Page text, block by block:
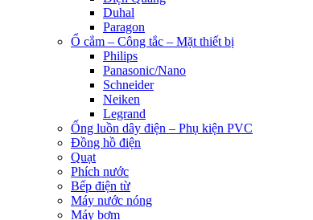
Duhal
Paragon
Ổ cắm – Công tắc – Mặt thiết bị
Philips
Panasonic/Nano
Schneider
Neiken
Legrand
Ống luồn dây điện – Phụ kiện PVC
Đồng hồ điện
Quạt
Phích nước
Bếp điện từ
Máy nước nóng
Máy bơm